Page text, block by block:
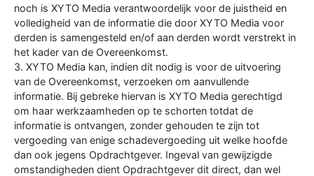
noch is XYTO Media verantwoordelijk voor de juistheid en
volledigheid van de informatie die door XYTO Media voor
derden is samengesteld en/of aan derden wordt verstrekt in
het kader van de Overeenkomst.
3. XYTO Media kan, indien dit nodig is voor de uitvoering
van de Overeenkomst, verzoeken om aanvullende
informatie. Bij gebreke hiervan is XYTO Media gerechtigd
om haar werkzaamheden op te schorten totdat de
informatie is ontvangen, zonder gehouden te zijn tot
vergoeding van enige schadevergoeding uit welke hoofde
dan ook jegens Opdrachtgever. Ingeval van gewijzigde
omstandigheden dient Opdrachtgever dit direct, dan wel